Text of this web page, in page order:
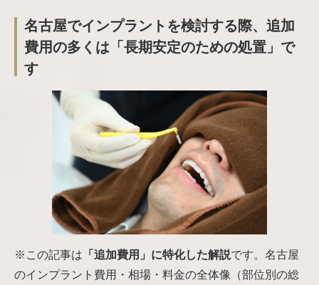
名古屋でインプラントを検討する際、追加
費用の多くは「長期安定のための処置」で
す
※この記事は 「追加費用」に特化した解説です。名古屋
のインプラント費用・相場・料金の全体像（部位別の総